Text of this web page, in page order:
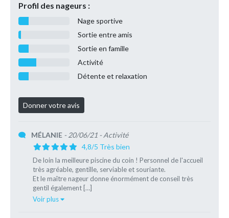
Profil des nageurs :
Nage sportive
Sortie entre amis
Sortie en famille
Activité
Détente et relaxation
MÉLANIE - 20/06/21 - Activité
4,8/5 Très bien
De loin la meilleure piscine du coin ! Personnel de l'accueil
très agréable, gentille, serviable et souriante.
Et le maître nageur donne énormément de conseil très
gentil également […]
Voir plus